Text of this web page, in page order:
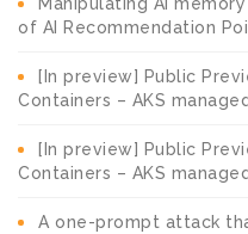
of AI Recommendation
[In preview] Public
Containers – AKS
[In preview] Public
Containers – AKS
A one-prompt attack